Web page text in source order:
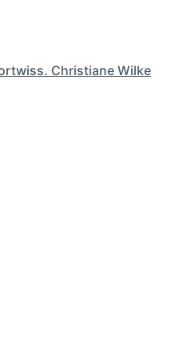
Christiane Wilke